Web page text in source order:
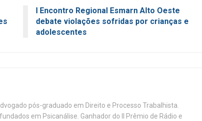
I Encontro Regional Esmarn Alto Oeste
debate violações sofridas por crianças e
adolescentes
pós-graduado em Direito e Processo Trabalhista.
em Psicanálise. Ganhador do II Prêmio de Rádio e